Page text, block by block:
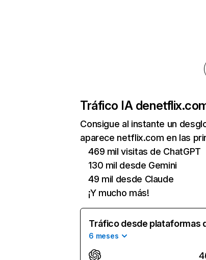
Tráfico IA de
Consigue al instante un
aparece netflix.com en las
469 mil visitas de ChatGPT
130 mil desde Gemini
49 mil desde Claude
¡Y mucho más!
Tráfico desde plataformas
6 meses